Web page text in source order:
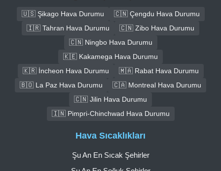
🇺🇸 Şikago Hava Durumu
🇨🇳 Çengdu Hava Durumu
🇮🇷 Tahran Hava Durumu
🇨🇳 Zibo Hava Durumu
🇨🇳 Ningbo Hava Durumu
🇰🇪 Kakamega Hava Durumu
🇰🇷 İncheon Hava Durumu
🇲🇦 Rabat Hava Durumu
🇧🇴 La Paz Hava Durumu
🇨🇦 Montreal Hava Durumu
🇨🇳 Jilin Hava Durumu
🇮🇳 Pimpri-Chinchwad Hava Durumu
Hava Sıcaklıkları
Şu An En Sıcak Şehirler